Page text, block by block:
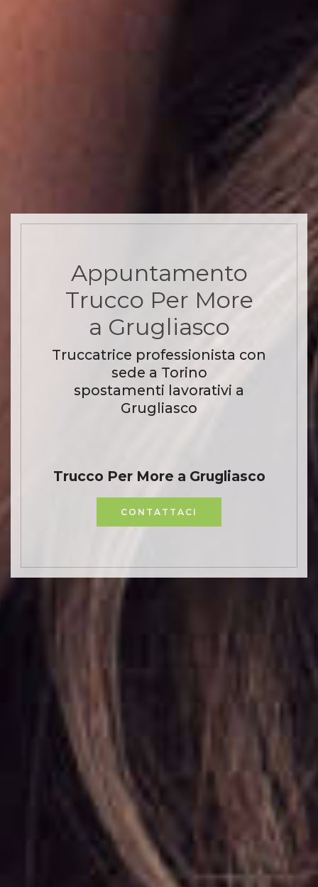
Appuntamento
Trucco Per More
a Grugliasco
Truccatrice professionista con
sede a Torino
spostamenti lavorativi a
Grugliasco
Trucco Per More a Grugliasco
CONTATTACI